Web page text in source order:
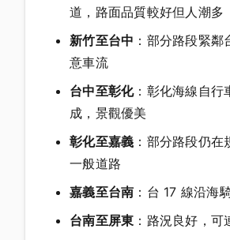
道，路面品質較好但人潮多
新竹至台中 ：部分路段緊鄰
意車流
台中至彰化：彰化海線自行
成，景觀優美
彰化至嘉義 ：部分路段仍在
一般道路
嘉義至台南 ：台 17 線沿海
台南至屏東 ：路況良好，可